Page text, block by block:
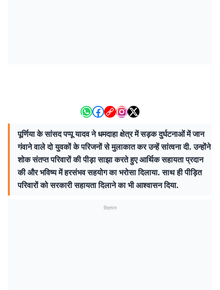
पूर्णिया के सांसद पप्पू यादव ने धमदाहा क्षेत्र में सड़क दुर्घटनाओं में जान
गंवाने वाले दो युवकों के परिजनों से मुलाकात कर उन्हें सांत्वना दी. उन्होंने
शोक संतप्त परिवारों की पीड़ा साझा करते हुए आर्थिक सहायता प्रदान
की और भविष्य में हरसंभव सहयोग का भरोसा दिलाया. साथ ही पीड़ित
परिवारों को सरकारी सहायता दिलाने का भी आश्वासन दिया.
विज्ञापन